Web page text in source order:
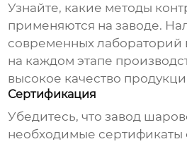
Узнайте, какие методы
применяются на заводе.
современных лабораторий
на каждом этапе
высокое качество
Сертификация
Убедитесь, чтозавод
необходимые сертификаты